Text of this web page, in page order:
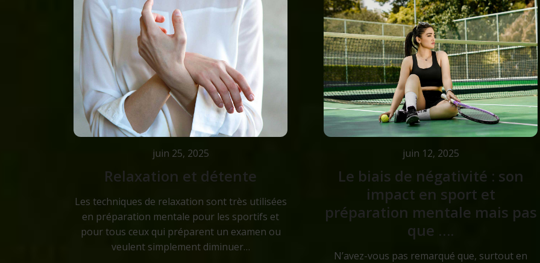
juin 25, 2025
Relaxation et détente
Les techniques de relaxation sont très utilisées
en préparation mentale pour les sportifs et
pour tous ceux qui préparent un examen ou
veulent simplement diminuer…
juin 12, 2025
Le biais de négativité : son
impact en sport et
préparation mentale mais pas
que ….
N’avez-vous pas remarqué que, surtout en